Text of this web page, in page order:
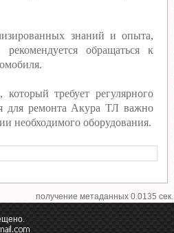
знаний и опыта,
обращаться к
требует регулярного
для ремонта Акура ТЛ важно
необходимого оборудования.
получение метаданных 0.0135 сек.